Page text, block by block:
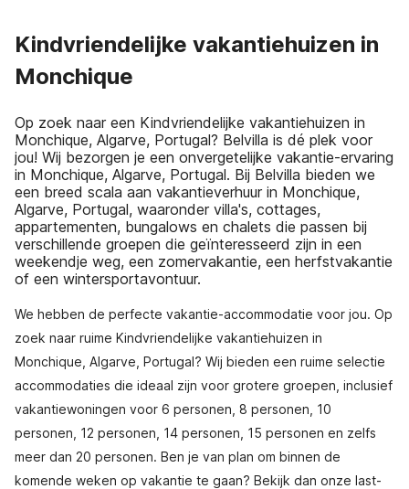
Kindvriendelijke vakantiehuizen in
Monchique
Op zoek naar een Kindvriendelijke vakantiehuizen in
Monchique, Algarve, Portugal? Belvilla is dé plek voor
jou! Wij bezorgen je een onvergetelijke vakantie-ervaring
in Monchique, Algarve, Portugal. Bij Belvilla bieden we
een breed scala aan vakantieverhuur in Monchique,
Algarve, Portugal, waaronder villa's, cottages,
appartementen, bungalows en chalets die passen bij
verschillende groepen die geïnteresseerd zijn in een
weekendje weg, een zomervakantie, een herfstvakantie
of een wintersportavontuur.
We hebben de perfecte vakantie-accommodatie voor jou. Op
zoek naar ruime Kindvriendelijke vakantiehuizen in
Monchique, Algarve, Portugal? Wij bieden een ruime selectie
accommodaties die ideaal zijn voor grotere groepen, inclusief
vakantiewoningen voor 6 personen, 8 personen, 10
personen, 12 personen, 14 personen, 15 personen en zelfs
meer dan 20 personen. Ben je van plan om binnen de
komende weken op vakantie te gaan? Bekijk dan onze last-